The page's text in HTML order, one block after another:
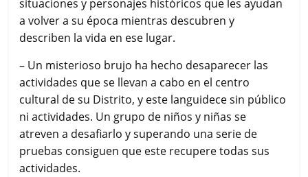
situaciones y personajes históricos que les ayudan
a volver a su época mientras descubren y
describen la vida en ese lugar.
– Un misterioso brujo ha hecho desaparecer las
actividades que se llevan a cabo en el centro
cultural de su Distrito, y este languidece sin público
ni actividades. Un grupo de niños y niñas se
atreven a desafiarlo y superando una serie de
pruebas consiguen que este recupere todas sus
actividades.